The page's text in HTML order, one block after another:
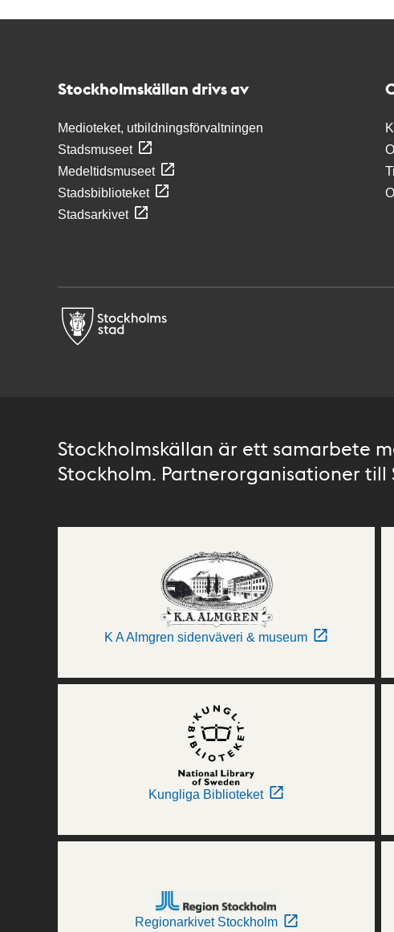
Stockholmskällan drivs av
Medioteket, utbildningsförvaltningen
Stadsmuseet
Medeltidsmuseet
Stadsbiblioteket
Stadsarkivet
Stockholmskällan är ett samarbete
Stockholm. Partnerorganisationer till
K A Almgren sidenväveri & museum
Kungliga Biblioteket
Regionarkivet Stockholm